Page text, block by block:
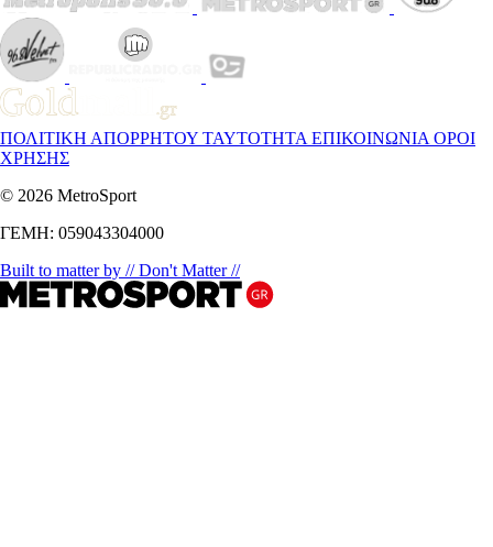
ΠΟΛΙΤΙΚΗ ΑΠΟΡΡΗΤΟΥ ΤΑΥΤΟΤΗΤΑ ΕΠΙΚΟΙΝΩΝΙΑ ΟΡΟΙ
ΧΡΗΣΗΣ
© 2026 MetroSport
ΓΕΜΗ: 059043304000
Built to matter by // Don't Matter //